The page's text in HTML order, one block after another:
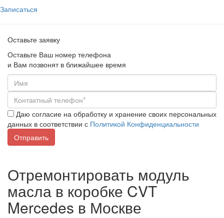
Записаться
Оставьте заявку
Оставьте Ваш номер телефона
и Вам позвонят в ближайшее время
Даю согласие на обработку и хранение своих персональных
данных в соответствии с Политикой Конфиденциальности
Отремонтировать модуль
масла в коробке CVT
Mercedes в Москве